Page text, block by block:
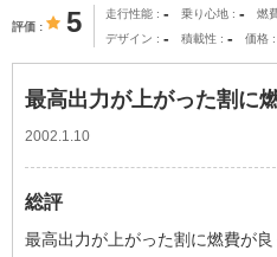
評価 5 走行性能 - 乗り心地 - 燃
デザイン - 積載性 - 価格
最高出力が上がった割に
2002.1.10
総評
最高出力が上がった割に燃費が